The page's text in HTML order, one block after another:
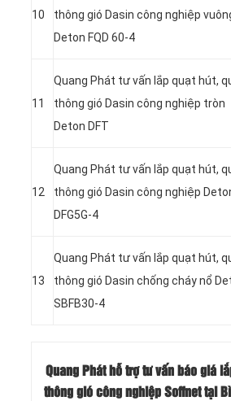
10
thông gió Dasin công nghiệp
Deton FQD 60-4
11
Quang Phát tư vấn lắp quạt hút,
thông gió Dasin công nghiệp tròn
Deton DFT
12
Quang Phát tư vấn lắp quạt hút,
thông gió Dasin công nghiệp
DFG5G-4
13
Quang Phát tư vấn lắp quạt hút,
thông gió Dasin chống cháy nổ
SBFB30-4
Quang Phát hỗ trợ tư vấn báo giá
thông gió công nghiệp Soffnet tại